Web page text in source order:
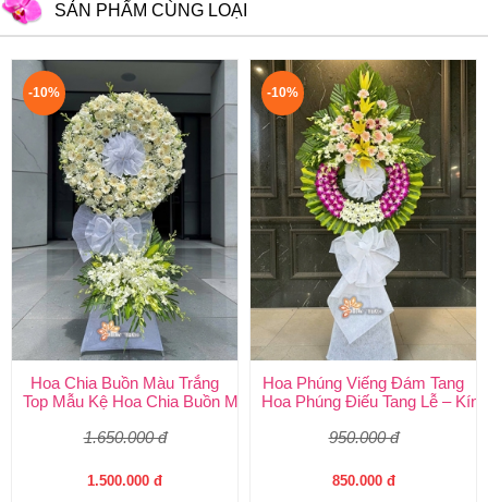
SẢN PHẨM CÙNG LOẠI
-10%
Hoa Chia Buồn Màu Trắng
Top Mẫu Kệ Hoa Chia Buồn Màu Trắng Được Chọn Nhiều Nhất
1.650.000 đ
1.500.000 đ
-10%
Hoa Phúng Viếng Đám Tang
Hoa Phúng Điếu Tang Lễ –
950.000 đ
850.000 đ